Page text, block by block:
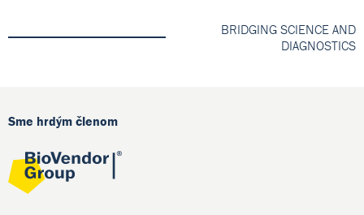
BRIDGING SCIENCE AND
DIAGNOSTICS
Sme hrdým členom